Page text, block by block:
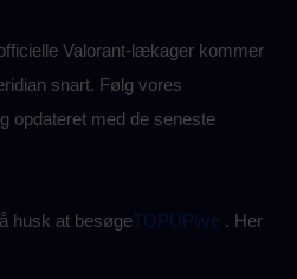
Valorant-lækager kommer
opdateret med de seneste
husk at besøgeTOPUPlive . Her